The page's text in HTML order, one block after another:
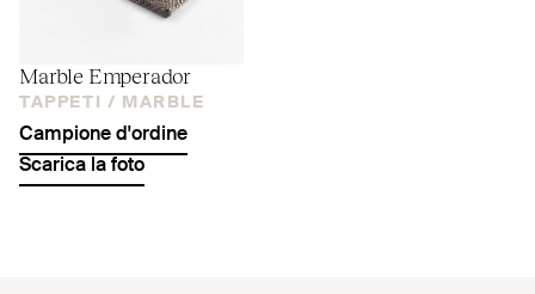
Marble Emperador
TAPPETI / MARBLE
Campione d'ordine
Scarica la foto